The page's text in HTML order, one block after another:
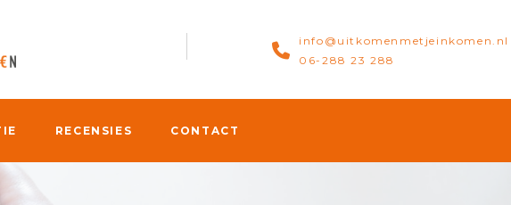
info@uitkomenmetjeinkomen.nl
06-288 23 288
RECENSIES CONTACT